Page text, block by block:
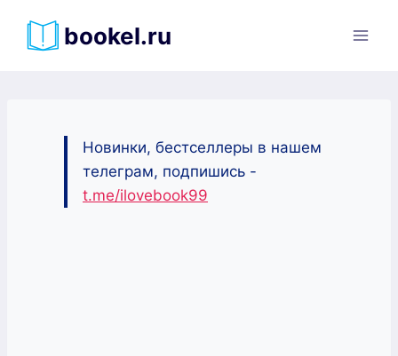
bookel.ru
Новинки, бестселлеры в нашем
телеграм, подпишись -
t.me/ilovebook99